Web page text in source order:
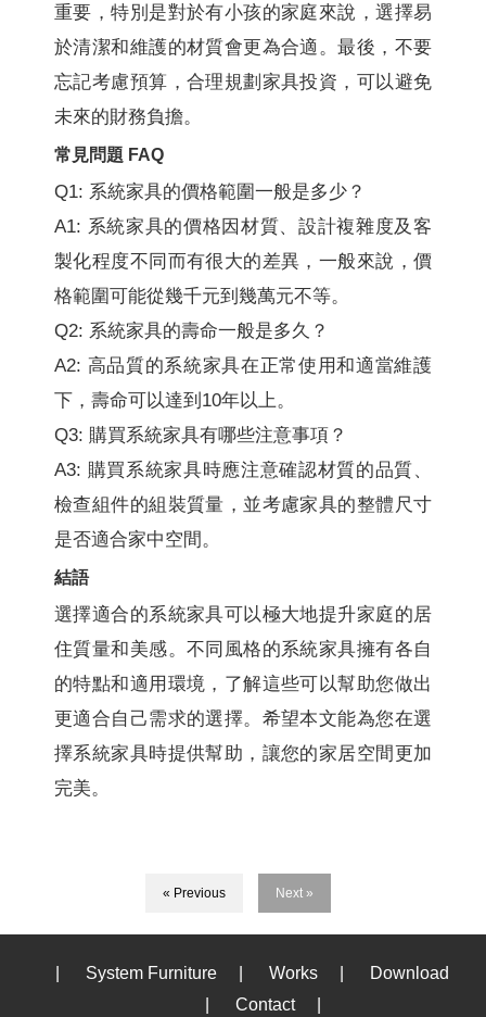
重要，特別是對於有小孩的家庭來說，選擇易
於清潔和維護的材質會更為合適。最後，不要
忘記考慮預算，合理規劃家具投資，可以避免
未來的財務負擔。
常見問題 FAQ
Q1: 系統家具的價格範圍一般是多少？
A1: 系統家具的價格因材質、設計複雜度及客
製化程度不同而有很大的差異，一般來說，價
格範圍可能從幾千元到幾萬元不等。
Q2: 系統家具的壽命一般是多久？
A2: 高品質的系統家具在正常使用和適當維護
下，壽命可以達到10年以上。
Q3: 購買系統家具有哪些注意事項？
A3: 購買系統家具時應注意確認材質的品質、
檢查組件的組裝質量，並考慮家具的整體尺寸
是否適合家中空間。
結語
選擇適合的系統家具可以極大地提升家庭的居
住質量和美感。不同風格的系統家具擁有各自
的特點和適用環境，了解這些可以幫助您做出
更適合自己需求的選擇。希望本文能為您在選
擇系統家具時提供幫助，讓您的家居空間更加
完美。
« Previous Next »
System Furniture Works
Download
Contact